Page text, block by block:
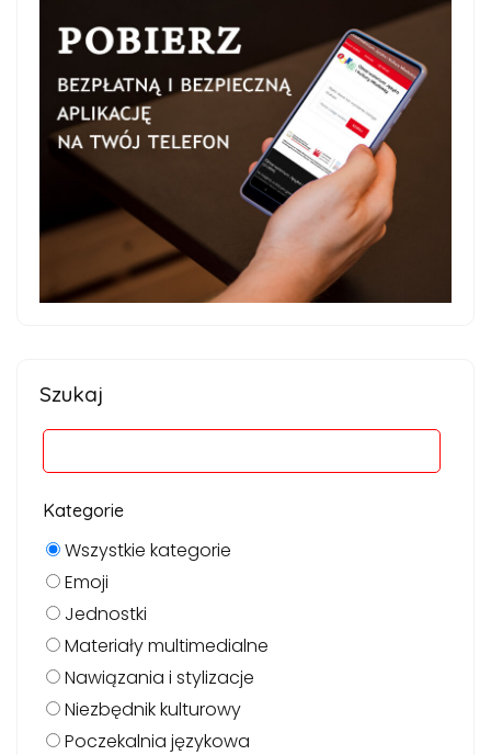
Szukaj
Kategorie
Wszystkie kategorie
Emoji
Jednostki
Materiały multimedialne
Nawiązania i stylizacje
Niezbędnik kulturowy
Poczekalnia językowa